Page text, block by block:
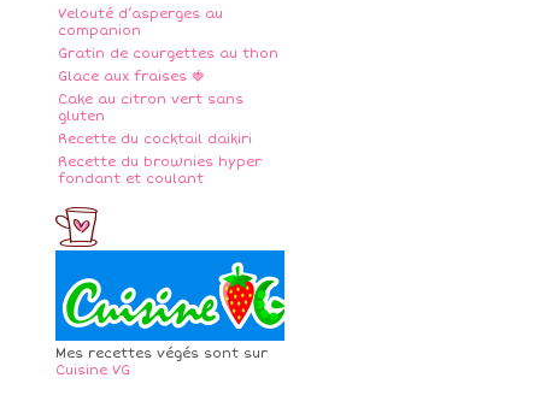
Velouté d’asperges au
companion
Gratin de courgettes au thon
Glace aux fraises 🍓
Cake au citron vert sans
gluten
Recette du cocktail daikiri
Recette du brownies hyper
fondant et coulant
Mes recettes végés sont sur
Cuisine VG